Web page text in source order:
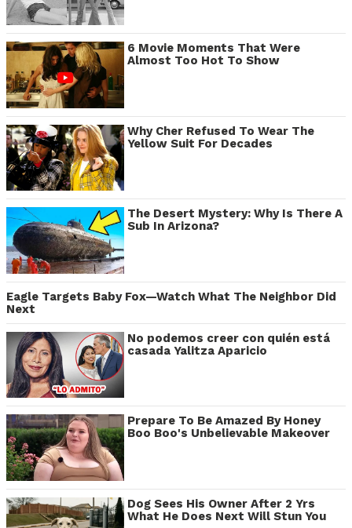
6 Movie Moments That Were
Almost Too Hot To Show
Why Cher Refused To Wear The
Yellow Suit For Decades
The Desert Mystery: Why Is There A
Sub In Arizona?
Eagle Targets Baby Fox—Watch What The Neighbor Did
Next
No podemos creer con quién está
casada Yalitza Aparicio
Prepare To Be Amazed By Honey
Boo Boo's Unbelievable Makeover
Dog Sees His Owner After 2 Yrs
What He Does Next Will Stun You